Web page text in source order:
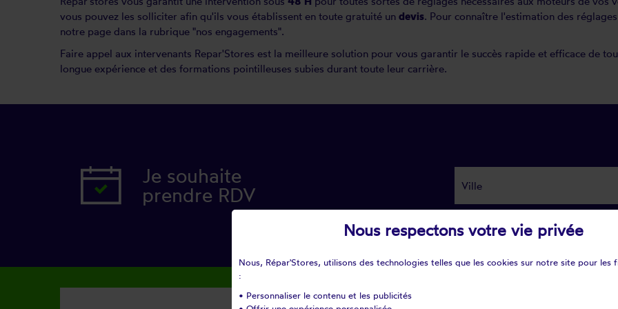
vous pouvez les solliciter afin qu'ils vous établissent en toute gratuité un devis. Pour connaître l'estimation des
notre page dans la rubrique "nos engagements".
Faire appel aux intervenants Repar'Stores est la meilleure solution pour vous garantir le succès rapide et efficace de
longue expérience et des formations pointilleuses subies durant toute leur carrière.
Je souhaite
prendre RDV
Nous respectons votre vie privée
Nous, Répar'Stores, utilisons des technologies telles que les cookies sur notre site pour les
:
• Personnaliser le contenu et les publicités